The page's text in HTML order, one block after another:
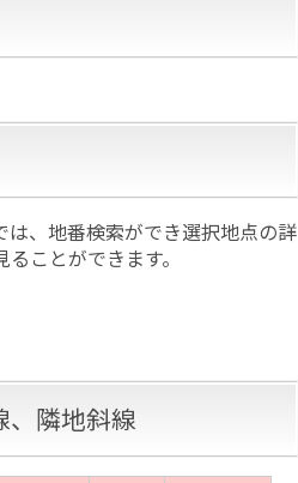
、地番検索ができ選択地点の詳
ことができます。
、隣地斜線